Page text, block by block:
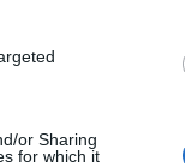
or Sharing
for which it
tale per cui
e flessibile.
alla